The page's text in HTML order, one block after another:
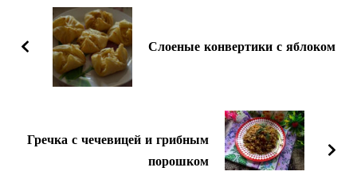
записям
Слоеные конвертики с яблоком
Гречка с чечевицей и грибным
порошком